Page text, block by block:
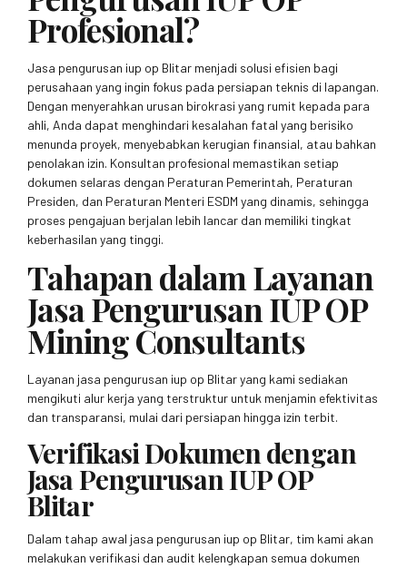
Profesional?
Jasa pengurusan iup op Blitar menjadi solusi efisien bagi
perusahaan yang ingin fokus pada persiapan teknis di lapangan.
Dengan menyerahkan urusan birokrasi yang rumit kepada para
ahli, Anda dapat menghindari kesalahan fatal yang berisiko
menunda proyek, menyebabkan kerugian finansial, atau bahkan
penolakan izin. Konsultan profesional memastikan setiap
dokumen selaras dengan Peraturan Pemerintah, Peraturan
Presiden, dan Peraturan Menteri ESDM yang dinamis, sehingga
proses pengajuan berjalan lebih lancar dan memiliki tingkat
keberhasilan yang tinggi.
Tahapan dalam Layanan
Jasa Pengurusan IUP OP
Mining Consultants
Layanan jasa pengurusan iup op Blitar yang kami sediakan
mengikuti alur kerja yang terstruktur untuk menjamin efektivitas
dan transparansi, mulai dari persiapan hingga izin terbit.
Verifikasi Dokumen dengan
Jasa Pengurusan IUP OP
Blitar
Dalam tahap awal jasa pengurusan iup op Blitar, tim kami akan
melakukan verifikasi dan audit kelengkapan semua dokumen